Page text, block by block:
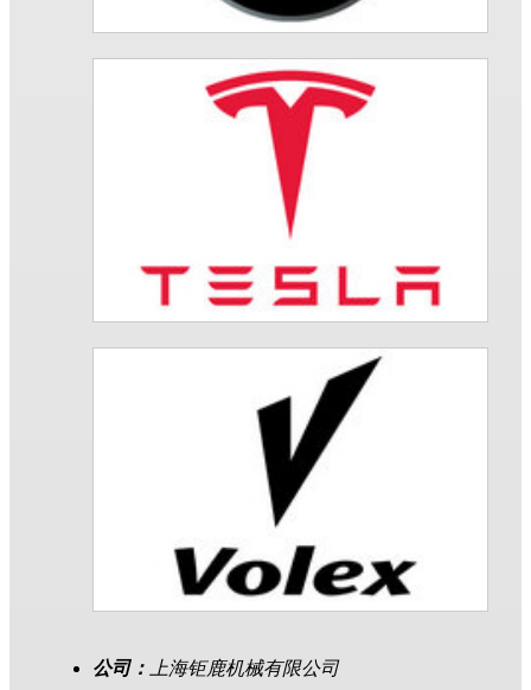
公司：
上海钜鹿机械有限公司